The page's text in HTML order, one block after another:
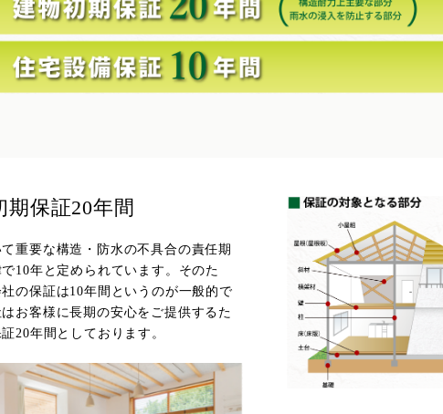
期保証20年間
重要な構造・防水の不具合の責任期
10年と定められています。そのた
の保証は10年間というのが一般的で
お客様に長期の安心をご提供するた
20年間としております。